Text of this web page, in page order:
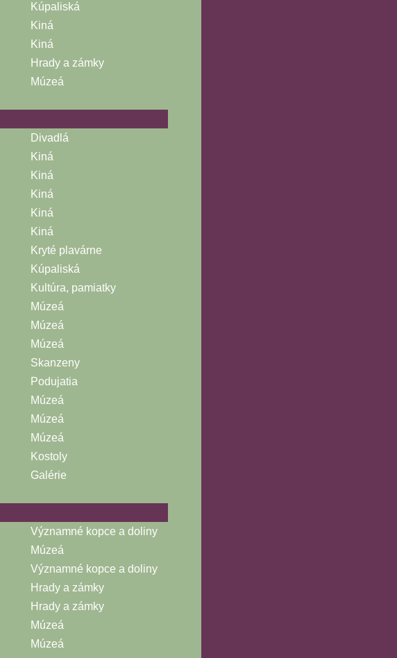
Kúpaliská
Kiná
Kiná
Hrady a zámky
Múzeá
Divadlá
Kiná
Kiná
Kiná
Kiná
Kiná
Kryté plavárne
Kúpaliská
Kultúra, pamiatky
Múzeá
Múzeá
Múzeá
Skanzeny
Podujatia
Múzeá
Múzeá
Múzeá
Kostoly
Galérie
Významné kopce a doliny
Múzeá
Významné kopce a doliny
Hrady a zámky
Hrady a zámky
Múzeá
Múzeá